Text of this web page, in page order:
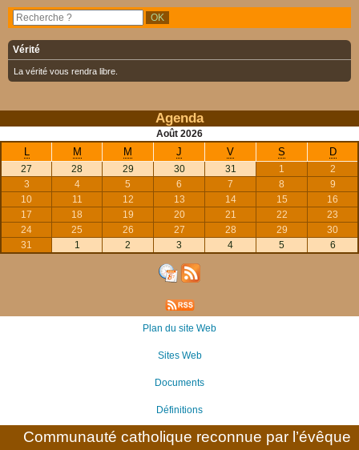
Vérité
La vérité vous rendra libre.
Agenda
Août 2026
M M J V S D
27 28 29 30 31 1
2
3
4 5 6 7 8
9
10
11 12 13 14 15
16
17
18 19 20 21 22
23
24
25 26 27 28 29
30
31
1 2 3 4 5 6
Plan du site Web
Sites Web
Documents
Définitions
Communauté catholique reconnue par l’évêque